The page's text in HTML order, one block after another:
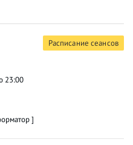
Расписание сеансов
23:00
]